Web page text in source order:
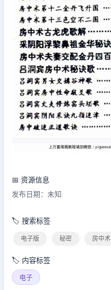
📅 资源信息
发布日期：未知
🏷️ 搜索标签
电子版 秘密 房中术
🏷️ 内容标签
电子